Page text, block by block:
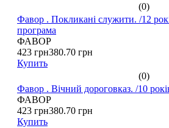
(0)
Фавор . Покликані служити. /12
програма
ФАВОР
423 грн380.70 грн
Купить
(0)
Фавор . Вічний дороговказ. /10
ФАВОР
423 грн380.70 грн
Купить